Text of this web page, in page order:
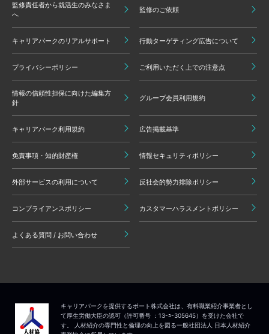
監修責任者から就活生のみなさま
へ
監修のご依頼
キャリアパークのリアルサポート 行動ターゲティング広告について
プライバシーポリシー ご利用いただく上での注意点
情報の信頼性担保に向けた編集方
針
グループ会員利用規約
キャリアパーク利用規約 広告掲載基準
免責事項・知的財産権 情報セキュリティポリシー
外部サービスの利用について 反社会的勢力排除ポリシー
コンプライアンスポリシー カスタマーハラスメントポリシー
よくある質問 / お問い合わせ